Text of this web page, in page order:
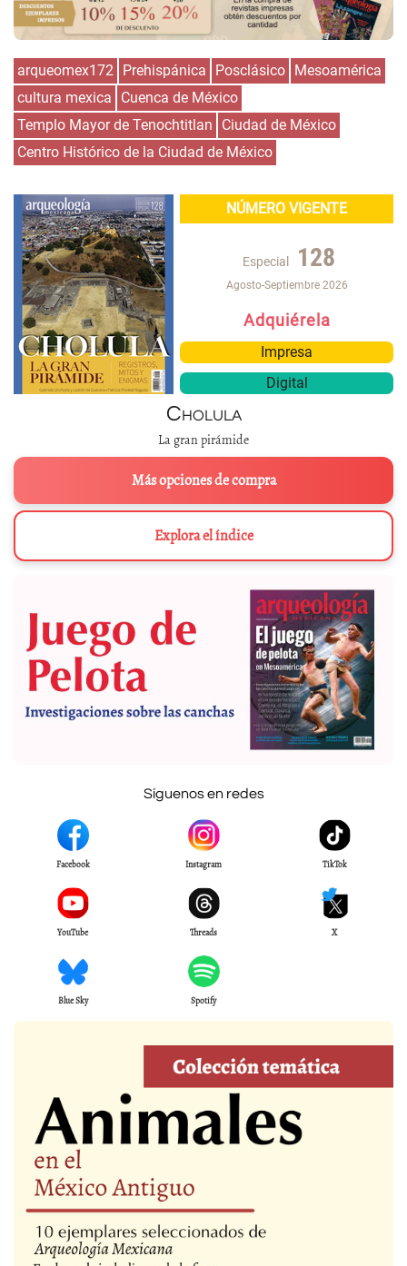
arqueomex172 Prehispánica Posclásico Mesoamérica
cultura mexica
Cuenca de México
Templo Mayor de Tenochtitlan
Ciudad de México
Centro Histórico de la Ciudad de México
NÚMERO VIGENTE
Especial 128
Agosto-Septiembre 2026
Adquiérela
Impresa
Digital
Cholula
La gran pirámide
Más opciones de compra
Explora el índice
Síguenos en redes
Facebook Instagram TikTok
YouTube Threads X
Blue Sky Spotify